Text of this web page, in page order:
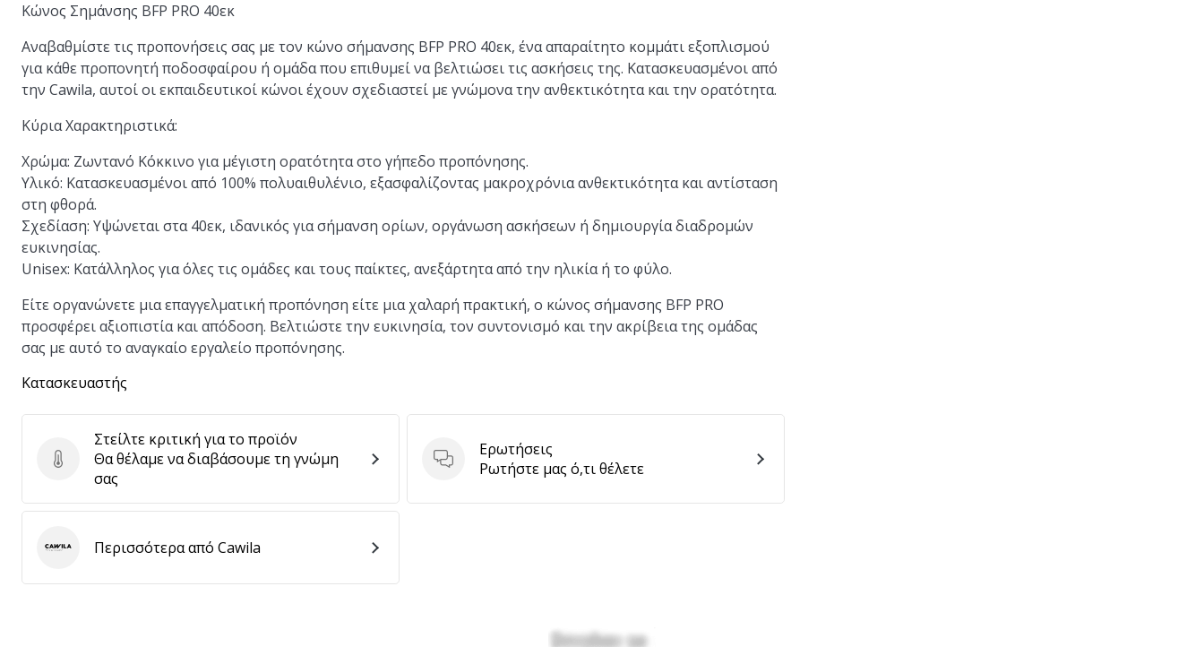
Κώνος Σημάνσης BFP PRO 40εκ
Αναβαθμίστε τις προπονήσεις σας με τον κώνο σήμανσης BFP PRO 40εκ, ένα απαραίτητο κομμάτι εξοπλισμού
για κάθε προπονητή ποδοσφαίρου ή ομάδα που επιθυμεί να βελτιώσει τις ασκήσεις της. Κατασκευασμένοι από
την Cawila, αυτοί οι εκπαιδευτικοί κώνοι έχουν σχεδιαστεί με γνώμονα την ανθεκτικότητα και την ορατότητα.
Κύρια Χαρακτηριστικά:
Χρώμα: Ζωντανό Κόκκινο για μέγιστη ορατότητα στο γήπεδο προπόνησης.
Υλικό: Κατασκευασμένοι από 100% πολυαιθυλένιο, εξασφαλίζοντας μακροχρόνια ανθεκτικότητα και αντίσταση
στη φθορά.
Σχεδίαση: Υψώνεται στα 40εκ, ιδανικός για σήμανση ορίων, οργάνωση ασκήσεων ή δημιουργία διαδρομών
ευκινησίας.
Unisex: Κατάλληλος για όλες τις ομάδες και τους παίκτες, ανεξάρτητα από την ηλικία ή το φύλο.
Είτε οργανώνετε μια επαγγελματική προπόνηση είτε μια χαλαρή πρακτική, ο κώνος σήμανσης BFP PRO
προσφέρει αξιοπιστία και απόδοση. Βελτιώστε την ευκινησία, τον συντονισμό και την ακρίβεια της ομάδας
σας με αυτό το αναγκαίο εργαλείο προπόνησης.
Κατασκευαστής
Στείλτε κριτική για το προϊόν
Στείλτε κριτική για το προϊόν
Θα θέλαμε να διαβάσουμε τη γνώμη
σας
Ερωτήσεις
Ερωτήσεις
Ρωτήστε μας ό,τι θέλετε
CawilaΠερισσότερα από Cawila